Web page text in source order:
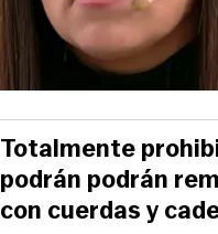
Totalmente
podrán podrán
con cuerdas y